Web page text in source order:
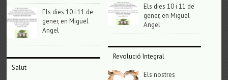
Els dies 10 i 11 de
gener, en Miguel
Angel
Salut
Els dies 10 i 11 de
gener, en Miguel
Angel
Revolució Integral
Els nostres